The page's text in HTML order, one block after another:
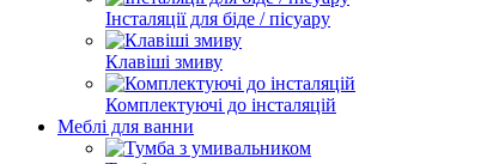
Інсталяції для біде / пісуару
Клавіші змиву
Комплектуючі до інсталяцій
Меблі для ванни